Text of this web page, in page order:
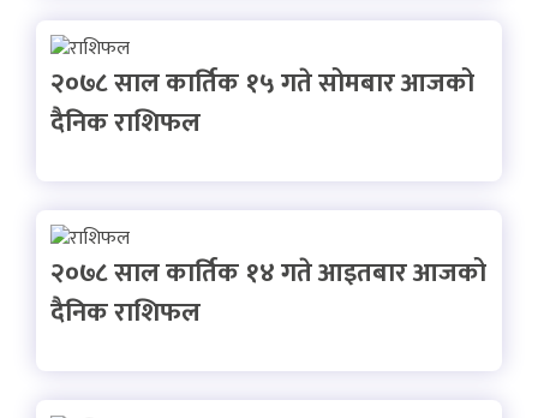
२०७८ साल कार्तिक १५ गते सोमबार आजको
दैनिक राशिफल
२०७८ साल कार्तिक १४ गते आइतबार आजको
दैनिक राशिफल